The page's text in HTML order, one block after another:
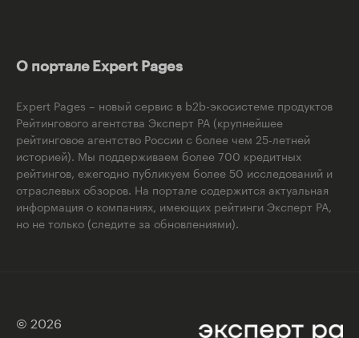
О портале Expert Pages
Expert Pages – новый сервис в b2b-экосистеме продуктов
Рейтингового агентства Эксперт РА (крупнейшее
рейтинговое агентство России с более чем 25-летней
историей). Мы поддерживаем более 700 кредитных
рейтингов, ежегодно публикуем более 50 исследований и
отраслевых обзоров. На портале содержится актуальная
информация о компаниях, имеющих рейтинги Эксперт РА,
но не только (следите за обновлениями).
© 2026